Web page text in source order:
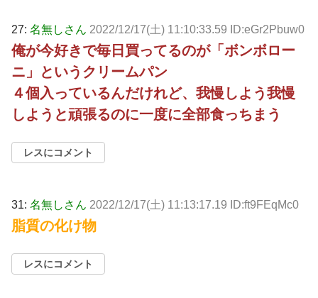
27: 名無しさん 2022/12/17(土) 11:10:33.59 ID:eGr2Pbuw0
俺が今好きで毎日買ってるのが「ボンボロー
ニ」というクリームパン
４個入っているんだけれど、我慢しよう我慢
しようと頑張るのに一度に全部食っちまう
レスにコメント
31: 名無しさん 2022/12/17(土) 11:13:17.19 ID:ft9FEqMc0
脂質の化け物
レスにコメント